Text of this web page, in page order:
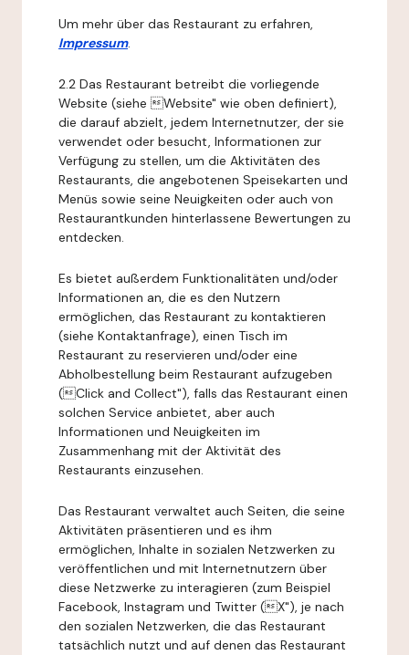
Um mehr über das Restaurant zu erfahren,
Impressum.
2.2 Das Restaurant betreibt die vorliegende
Website (siehe Website" wie oben definiert),
die darauf abzielt, jedem Internetnutzer, der sie
verwendet oder besucht, Informationen zur
Verfügung zu stellen, um die Aktivitäten des
Restaurants, die angebotenen Speisekarten und
Menüs sowie seine Neuigkeiten oder auch von
Restaurantkunden hinterlassene Bewertungen zu
entdecken.
Es bietet außerdem Funktionalitäten und/oder
Informationen an, die es den Nutzern
ermöglichen, das Restaurant zu kontaktieren
(siehe Kontaktanfrage), einen Tisch im
Restaurant zu reservieren und/oder eine
Abholbestellung beim Restaurant aufzugeben
(Click and Collect"), falls das Restaurant einen
solchen Service anbietet, aber auch
Informationen und Neuigkeiten im
Zusammenhang mit der Aktivität des
Restaurants einzusehen.
Das Restaurant verwaltet auch Seiten, die seine
Aktivitäten präsentieren und es ihm
ermöglichen, Inhalte in sozialen Netzwerken zu
veröffentlichen und mit Internetnutzern über
diese Netzwerke zu interagieren (zum Beispiel
Facebook, Instagram und Twitter (X"), je nach
den sozialen Netzwerken, die das Restaurant
tatsächlich nutzt und auf denen das Restaurant